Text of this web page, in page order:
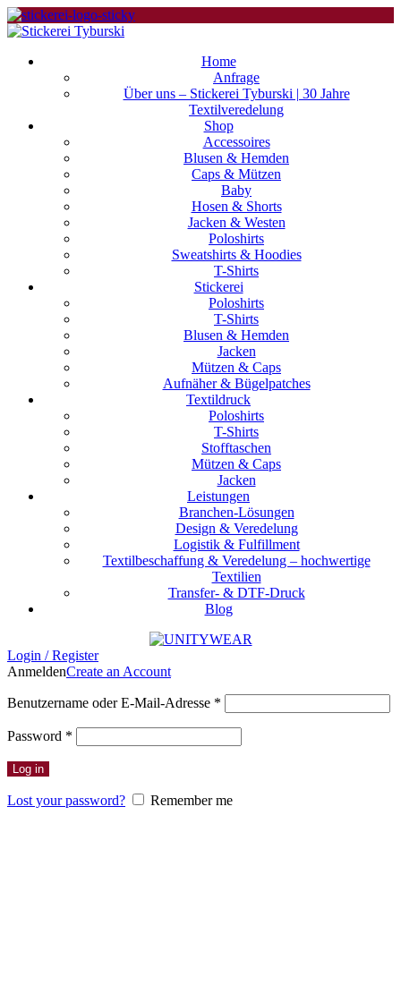
Home
Anfrage
Über uns – Stickerei Tyburski | 30 Jahre
Textilveredelung
Shop
Accessoires
Blusen & Hemden
Caps & Mützen
Baby
Hosen & Shorts
Jacken & Westen
Poloshirts
Sweatshirts & Hoodies
T-Shirts
Stickerei
Poloshirts
T-Shirts
Blusen & Hemden
Jacken
Mützen & Caps
Aufnäher & Bügelpatches
Textildruck
Poloshirts
T-Shirts
Stofftaschen
Mützen & Caps
Jacken
Leistungen
Branchen-Lösungen
Design & Veredelung
Logistik & Fulfillment
Textilbeschaffung & Veredelung – hochwertige
Textilien
Transfer- & DTF-Druck
Blog
Login / Register
AnmeldenCreate an Account
Benutzername oder E-Mail-Adresse *
Password *
Log in
Lost your password? Remember me